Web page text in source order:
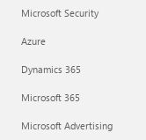
Microsoft Security
Azure
Dynamics 365
Microsoft 365
Microsoft Advertising